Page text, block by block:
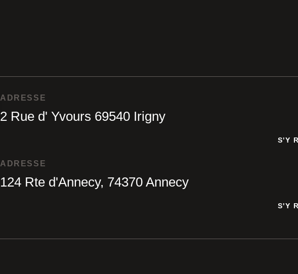
ADRESSE
2 Rue d' Yvours 69540 Irigny
S'Y
ADRESSE
124 Rte d'Annecy, 74370 Annecy
S'Y